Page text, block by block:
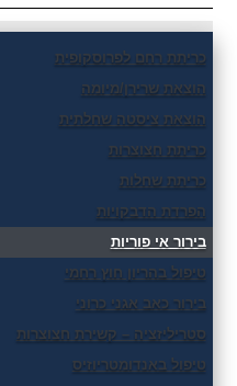
כריתת רחם לפרוסקופית
הוצאת שרירן/מיומה
הוצאת ציסטה שחלתית
כריתת חצוצרות
כריתת שחלות
הפרדת הדבקויות
בירור אי פוריות
טיפול בהריון חוץ רחמי
בירור כאב אגני כרוני
סטריליזציה – קשירת חצוצרות
טיפול באנדומטריוזיס